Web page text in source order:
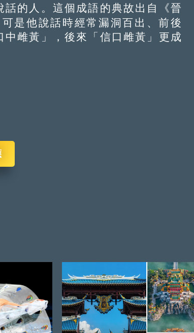
的人。這個成語的典故出自《晉
是他說話時經常漏洞百出、前後
雌黃」，後來「信口雌黃」更成